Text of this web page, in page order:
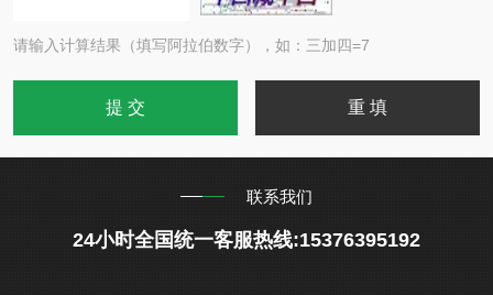
请输入计算结果（填写阿拉伯数字），如：三加四=7
联系我们
24小时全国统一客服热线:15376395192